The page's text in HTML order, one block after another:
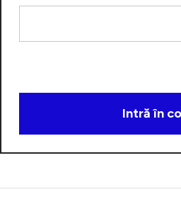
Creează cont